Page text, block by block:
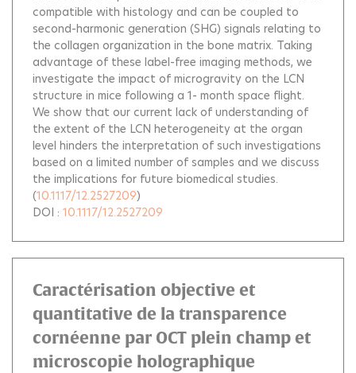
compatible with histology and can be coupled to
second-harmonic generation (SHG) signals relating to
the collagen organization in the bone matrix. Taking
advantage of these label-free imaging methods, we
investigate the impact of microgravity on the LCN
structure in mice following a 1- month space flight.
We show that our current lack of understanding of
the extent of the LCN heterogeneity at the organ
level hinders the interpretation of such investigations
based on a limited number of samples and we discuss
the implications for future biomedical studies.
(10.1117/12.2527209)
DOI : 10.1117/12.2527209
Caractérisation objective et
quantitative de la transparence
cornéenne par OCT plein champ et
microscopie holographique